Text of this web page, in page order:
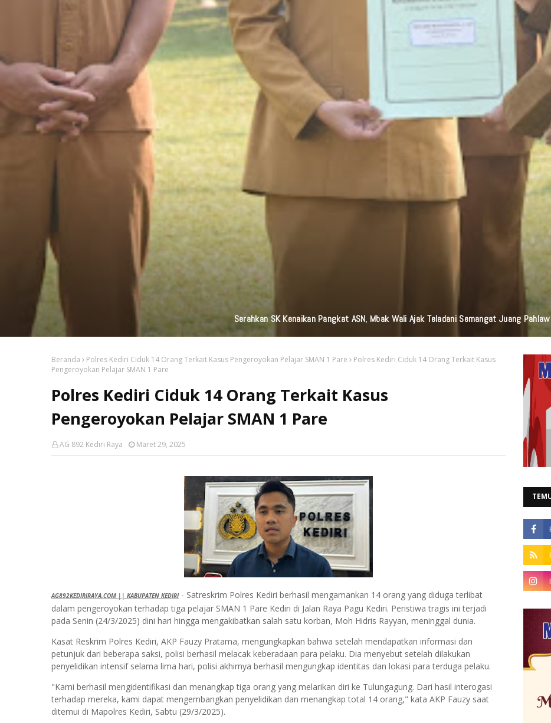
KAI Daop 7 Madiun Kembali Salurkan Bantuan TJSL Senilai Ratusan Juta Untuk Infrastruktur, Pendidikan,
Beranda Polres Kediri Ciduk 14 Orang Terkait Kasus Pengeroyokan Pelajar SMAN 1 Pare
Polres Kediri Ciduk 14 Orang Terkait Kasus
Pengeroyokan Pelajar SMAN 1 Pare
Polres Kediri Ciduk 14 Orang Terkait Kasus
Pengeroyokan Pelajar SMAN 1 Pare
AG 892 Kediri Raya Maret 29, 2025
AG892KEDIRIRAYA.COM || KABUPATEN KEDIRI- Satreskrim Polres Kediri berhasil mengamankan 14 orang yang diduga terlibat
dalam pengeroyokan terhadap tiga pelajar SMAN 1 Pare Kediri di Jalan Raya Pagu Kediri. Peristiwa tragis ini terjadi
pada Senin (24/3/2025) dini hari hingga mengakibatkan salah satu korban, Moh Hidris Rayyan, meninggal dunia.
Kasat Reskrim Polres Kediri, AKP Fauzy Pratama, mengungkapkan bahwa setelah mendapatkan informasi dan
petunjuk dari beberapa saksi, polisi berhasil melacak keberadaan para pelaku. Dia menyebut setelah dilakukan
penyelidikan intensif selama lima hari, polisi akhirnya berhasil mengungkap identitas dan lokasi para terduga pelaku.
"Kami berhasil mengidentifikasi dan menangkap tiga orang yang melarikan diri ke Tulungagung. Dari hasil interogasi
terhadap mereka, kami dapat mengembangkan penyelidikan dan menangkap total 14 orang," kata AKP Fauzy saat
ditemui di Mapolres Kediri, Sabtu (29/3/2025).